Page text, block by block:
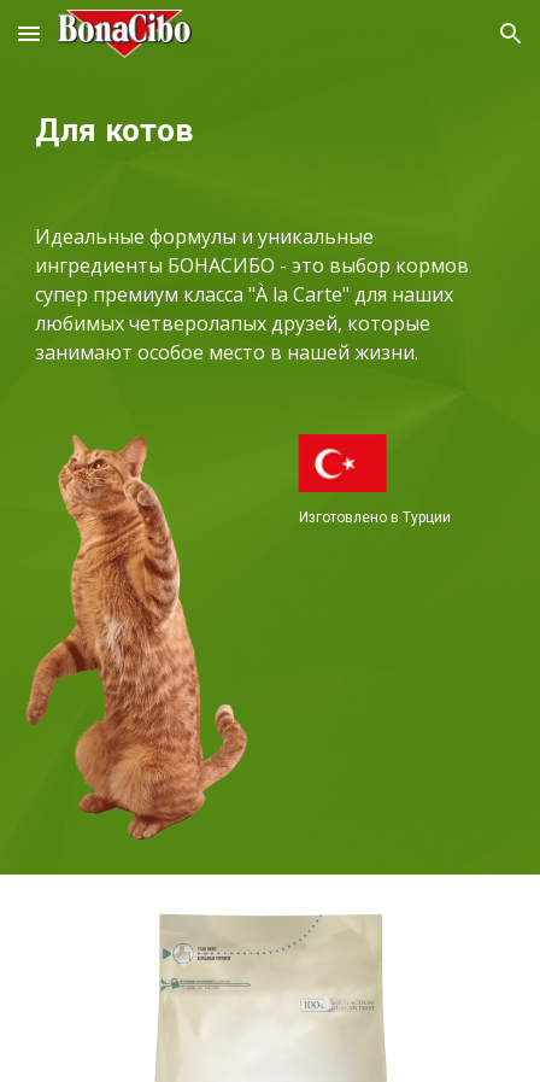
Skip to main content Skip to navigation
Для котов
Идеальные формулы и уникальные
ингредиенты БОНАСИБО - это выбор кормов
супер премиум класса "À la Carte" для наших
любимых четверолапых друзей, которые
занимают особое место в нашей жизни.
Изготовлено в Турции